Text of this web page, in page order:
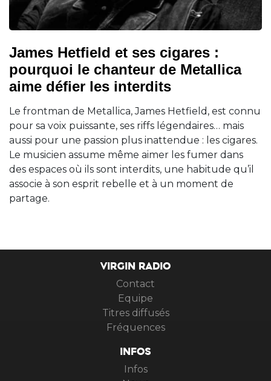
James Hetfield et ses cigares :
pourquoi le chanteur de Metallica
aime défier les interdits
Le frontman de Metallica, James Hetfield, est connu
pour sa voix puissante, ses riffs légendaires… mais
aussi pour une passion plus inattendue : les cigares.
Le musicien assume même aimer les fumer dans
des espaces où ils sont interdits, une habitude qu’il
associe à son esprit rebelle et à un moment de
partage.
VIRGIN RADIO
Contact
Equipe
Titres diffusés
Fréquences
INFOS
Infos